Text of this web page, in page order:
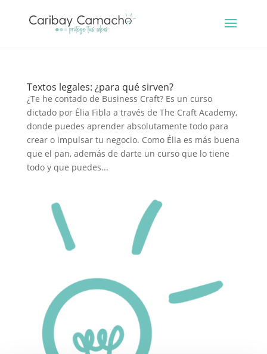
Textos legales: ¿para qué sirven?
¿Te he contado de Business Craft? Es un curso
dictado por Élia Fibla a través de The Craft Academy,
donde puedes aprender absolutamente todo para
crear o impulsar tu negocio. Como Élia es más buena
que el pan, además de darte un curso que lo tiene
todo y que puedes...